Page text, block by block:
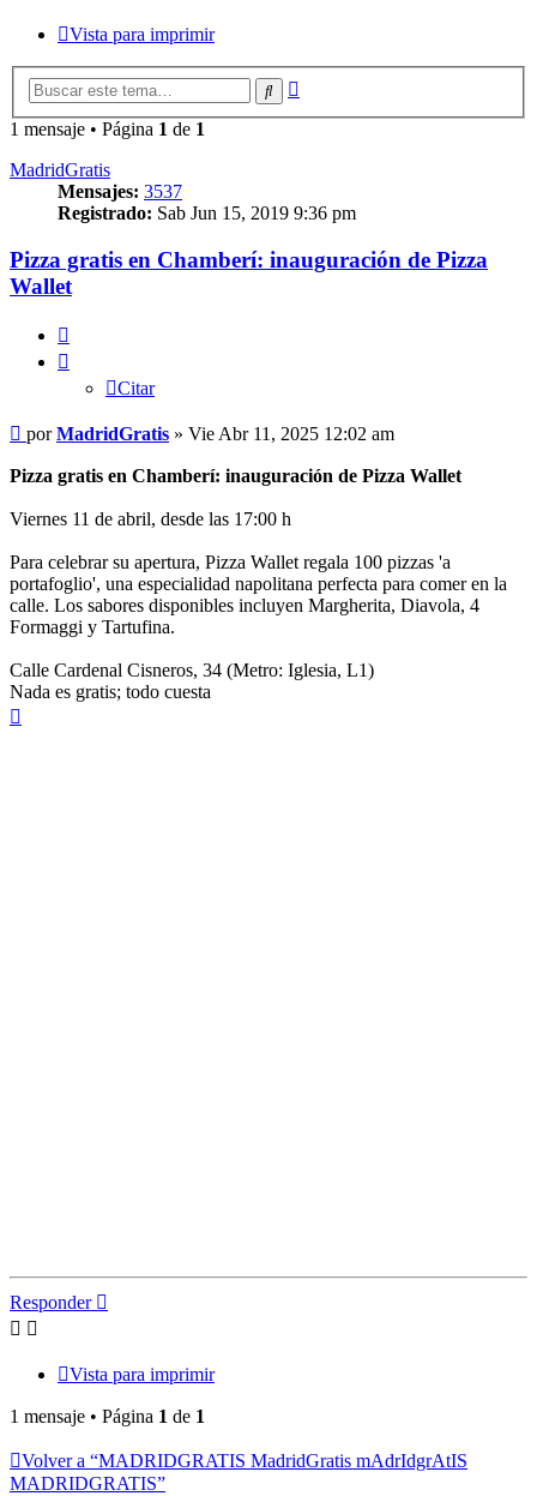
Vista para imprimir
Buscar
1 mensaje • Página 1 de 1
MadridGratis
Mensajes: 3537
Registrado: Sab Jun 15, 2019 9:36 pm
Pizza gratis en Chamberí: inauguración de Pizza
Wallet
Citar
Mensaje
porMadridGratis » Vie Abr 11, 2025 12:02 am
Pizza gratis en Chamberí: inauguración de Pizza Wallet
Viernes 11 de abril, desde las 17:00 h​
Para celebrar su apertura, Pizza Wallet regala 100 pizzas 'a
portafoglio', una especialidad napolitana perfecta para comer en la
calle. Los sabores disponibles incluyen Margherita, Diavola, 4
Formaggi y Tartufina.​
Calle Cardenal Cisneros, 34 (Metro: Iglesia, L1)
Nada es gratis; todo cuesta
Responder
Vista para imprimir
1 mensaje • Página 1 de 1
Volver a “MADRIDGRATIS MadridGratis mAdrIdgrAtIS
MADRIDGRATIS”